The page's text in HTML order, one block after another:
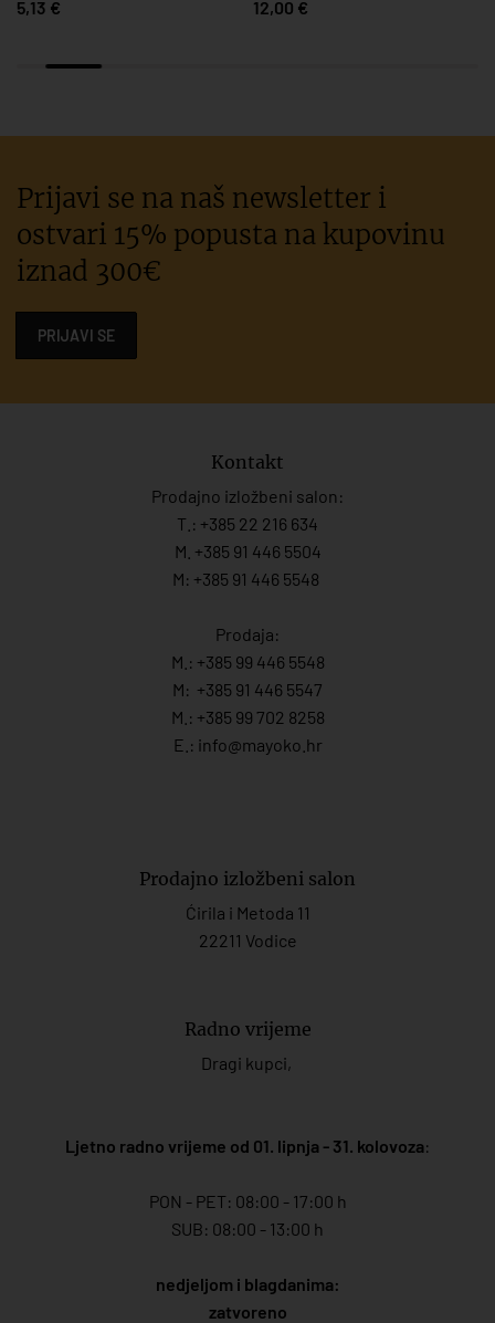
5,13 €
12,00 €
Prijavi se na naš newsletter i
ostvari 15% popusta na kupovinu
iznad 300€
PRIJAVI SE
Kontakt
Prodajno izložbeni salon:
T.: +385 22 216 634
M. +385 91 446 5504
M: +385 91 446 5548
Prodaja:
M.: +385 99 446 5548
M: +385 91 446 5547
M.: +385 99 702 8258
E.: info@mayoko. hr
Prodajno izložbeni salon
Ćirila i Metoda 11
22211 Vodice
Radno vrijeme
Dragi kupci,
Ljetno radno vrijeme od 01. lipnja - 31. kolovoza:
PON - PET: 08:00 - 17:00 h
SUB: 08:00 - 13:00 h
nedjeljom i blagdanima:
zatvoreno